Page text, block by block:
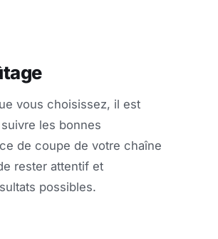
vous choisissez, il est
les bonnes
de coupe de votre chaîne
rester attentif et
possibles.